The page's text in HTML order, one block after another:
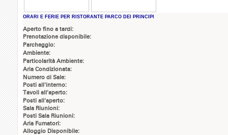
ORARI E FERIE PER RISTORANTE PARCO DEI PRINCIPI
Aperto fino a tardi:
Prenotazione disponibile:
Parcheggio:
Ambiente:
Particolarità Ambiente:
Aria Condizionata:
Numero di Sale:
Posti all'interno:
Tavoli all'aperto:
Posti all'aperto:
Sala Riunioni:
Posti Sala Riunioni:
Aria Fumatori:
Alloggio Disponibile: